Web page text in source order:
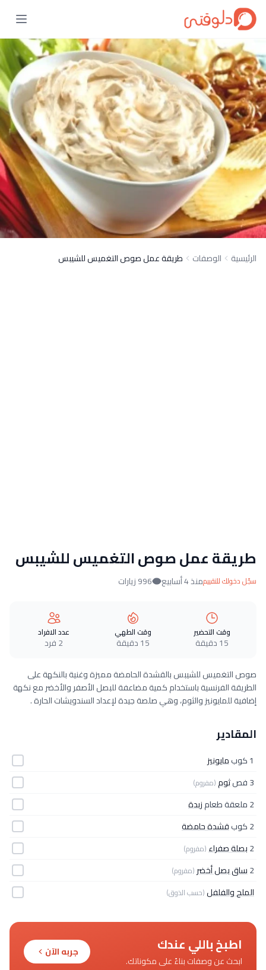
الرئيسية الوصفات طريقة عمل صوص التغميس للشيبس
طريقة عمل صوص التغميس للشيبس
سجّل دخولك للتقييممنذ 4 أسابيع 996 زيارات
وقت التحضير
15 دقيقة
وقت الطهي
15 دقيقة
عدد الافراد
2 فرد
صوص التغميس للشيبس بالقشدة الحامضة مميزة وغنية بالنكهة على
الطريقة الفرنسية باستخدام كمية مضاعفة للبصل الأصفر والأخضر مع نكهة
إضافية للمايونيز والثوم، وهي صلصة جيدة لإعداد السندويشات الحارة .
المقادير
1 كوب
مايونيز
3 فص
ثوم(مفروم)
2 ملعقة طعام
زبدة
2 كوب
قشدة حامضة
2بصلة صفراء(مفروم)
2ساق بصل أخضر (مفروم)
الملح والفلفل(حسب الذوق)
اطبخ باللي عندك
ابحث عن وصفات بناءً على مكوناتك.
جربه الآن